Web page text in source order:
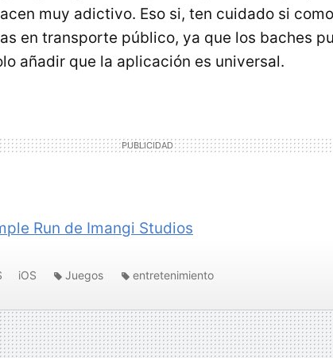
muy adictivo. Eso si, ten cuidado si
en transporte público, ya que los baches
añadir que la aplicación es universal.
Run de Imangi Studios
iOS Juegos entretenimiento